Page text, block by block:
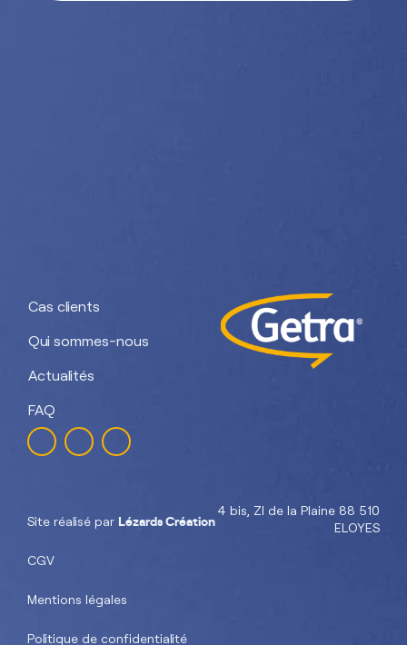
Cas clients
Qui sommes-nous
Actualités
FAQ
Site réalisé par Lézards Création
CGV
Mentions légales
Politique de confidentialité
4 bis, ZI de la Plaine 88 510
ELOYES